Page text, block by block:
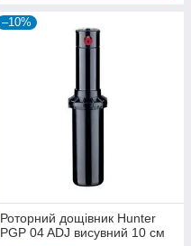
–10%
Роторний дощівник Hunter
PGP 04 ADJ висувний 10 см